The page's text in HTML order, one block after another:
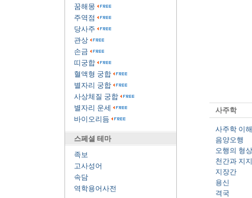
꿈해몽
주역점
당사주
관상
손금
띠궁합
혈액형 궁합
별자리 궁합
사상체질 궁합
별자리 운세
바이오리듬
스페셜 테마
족보
고사성어
속담
역학용어사전
사주학
사주학 이해
음양오행
오행의 형상
천간과 지지
지장간
용신
격국